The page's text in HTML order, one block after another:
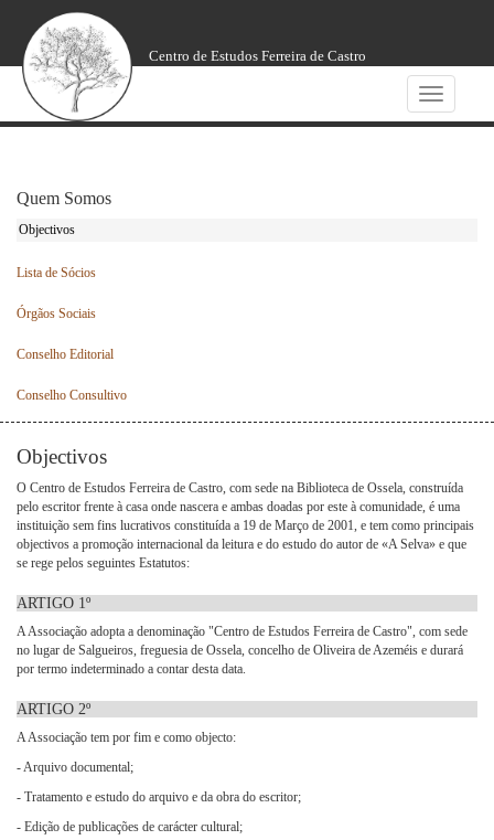
Centro de Estudos Ferreira de Castro
Toggle
navigation
Quem Somos
Objectivos
Lista de Sócios
Órgãos Sociais
Conselho Editorial
Conselho Consultivo
Objectivos
O Centro de Estudos Ferreira de Castro, com sede na Biblioteca de Ossela, construída
pelo escritor frente à casa onde nascera e ambas doadas por este à comunidade, é uma
instituição sem fins lucrativos constituída a 19 de Março de 2001, e tem como principais
objectivos a promoção internacional da leitura e do estudo do autor de «A Selva» e que
se rege pelos seguintes Estatutos:
ARTIGO 1º
A Associação adopta a denominação "Centro de Estudos Ferreira de Castro", com sede
no lugar de Salgueiros, freguesia de Ossela, concelho de Oliveira de Azeméis e durará
por termo indeterminado a contar desta data.
ARTIGO 2º
A Associação tem por fim e como objecto:
- Arquivo documental;
- Tratamento e estudo do arquivo e da obra do escritor;
- Edição de publicações de carácter cultural;